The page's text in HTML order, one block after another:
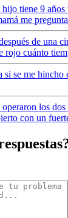
tiene 9
me
de una
rojo cuánto
si se me
los
con un